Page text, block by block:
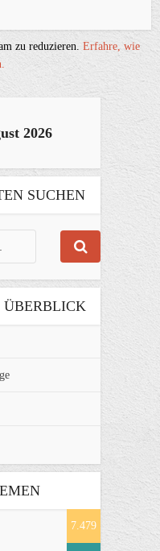
zu reduzieren.Erfahre, wie
2026
SUCHEN
7.479